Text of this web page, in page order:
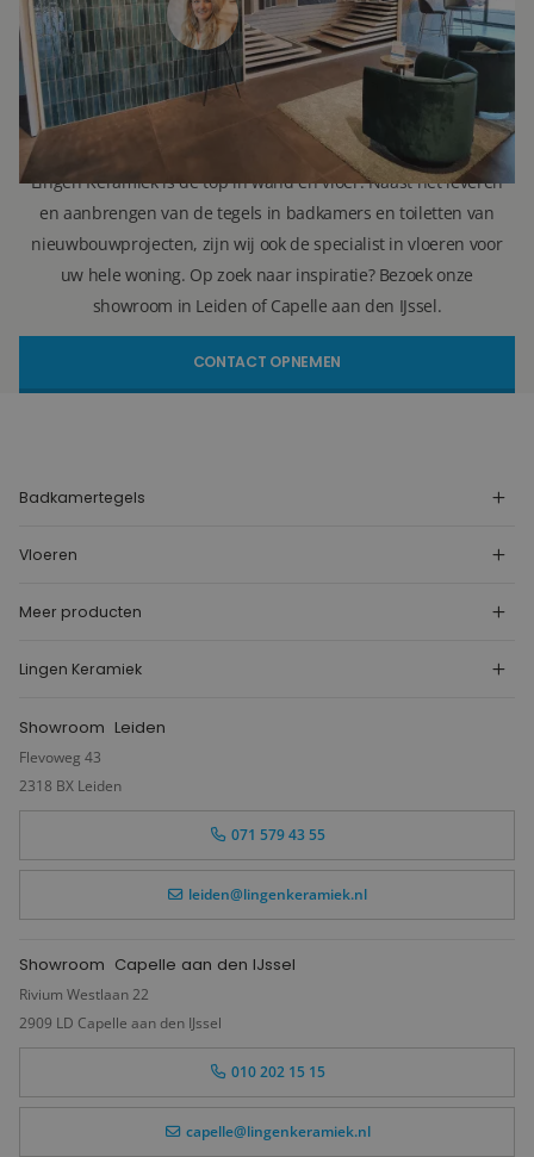
071 579 43 55
(Leiden)
010 202 15 15
(Capelle aan den IJssel)
info@lingenkeramiek.nl
Lingen Keramiek is de top in wand en vloer. Naast het leveren
en aanbrengen van de tegels in badkamers en toiletten van
nieuwbouwprojecten, zijn wij ook de specialist in vloeren voor
uw hele woning. Op zoek naar inspiratie? Bezoek onze
showroom in Leiden of Capelle aan den IJssel.
CONTACT OPNEMEN
Badkamertegels
Vloeren
Meer producten
Lingen Keramiek
Showroom Leiden
Flevoweg 43
2318 BX Leiden
071 579 43 55
leiden@lingenkeramiek.nl
Showroom Capelle aan den IJssel
Rivium Westlaan 22
2909 LD Capelle aan den IJssel
010 202 15 15
capelle@lingenkeramiek.nl